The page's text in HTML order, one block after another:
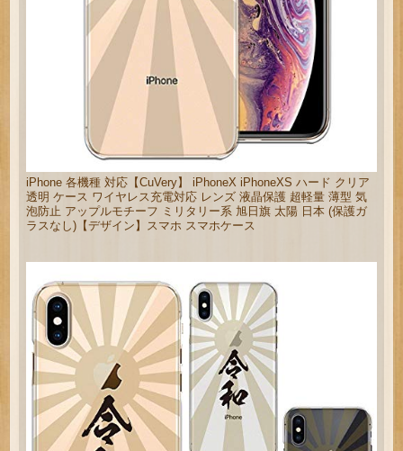
iPhone 各機種 対応【CuVery】 iPhoneX iPhoneXS ハード クリア
透明 ケース ワイヤレス充電対応 レンズ 液晶保護 超軽量 薄型 気
泡防止 アップルモチーフ ミリタリー系 旭日旗 太陽 日本 (保護ガ
ラスなし)【デザイン】スマホ スマホケース